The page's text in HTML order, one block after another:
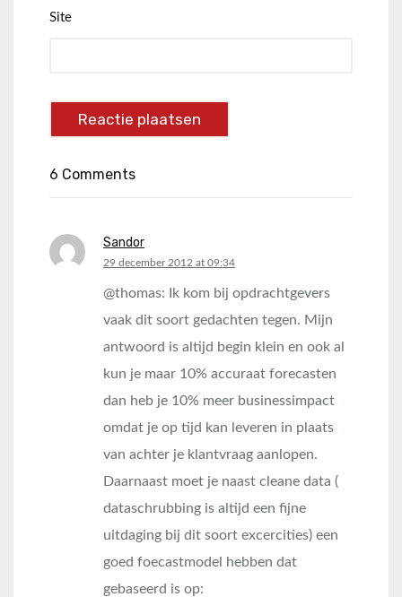
Site
6 Comments
Sandor
says:
29 december 2012 at 09:34
@thomas: Ik kom bij opdrachtgevers
vaak dit soort gedachten tegen. Mijn
antwoord is altijd begin klein en ook al
kun je maar 10% accuraat forecasten
dan heb je 10% meer businessimpact
omdat je op tijd kan leveren in plaats
van achter je klantvraag aanlopen.
Daarnaast moet je naast cleane data (
dataschrubbing is altijd een fijne
uitdaging bij dit soort excercities) een
goed foecastmodel hebben dat
gebaseerd is op: